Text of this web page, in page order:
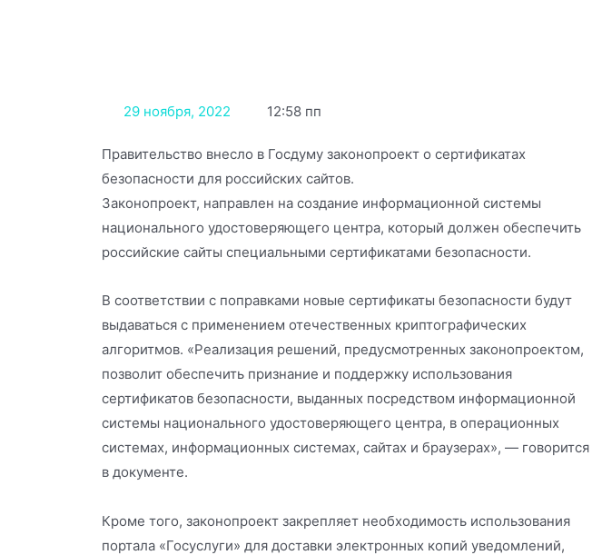
29 ноября, 2022 12:58 пп
Правительство внесло в Госдуму законопроект о сертификатах
безопасности для российских сайтов.
Законопроект, направлен на создание информационной системы
национального удостоверяющего центра, который должен обеспечить
российские сайты специальными сертификатами безопасности.
В соответствии с поправками новые сертификаты безопасности будут
выдаваться с применением отечественных криптографических
алгоритмов. «Реализация решений, предусмотренных законопроектом,
позволит обеспечить признание и поддержку использования
сертификатов безопасности, выданных посредством информационной
системы национального удостоверяющего центра, в операционных
системах, информационных системах, сайтах и браузерах», — говорится
в документе.
Кроме того, законопроект закрепляет необходимость использования
портала «Госуслуги» для доставки электронных копий уведомлений,